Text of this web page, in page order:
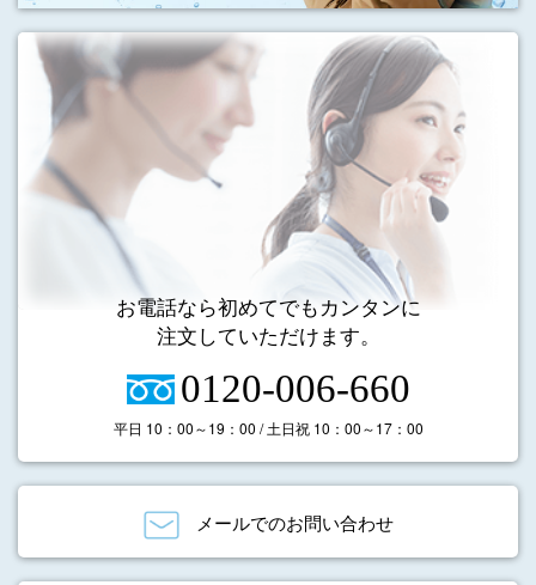
お電話なら初めてでもカンタンに
注文していただけます。
0120-006-660
平日 10：00～19：00 / 土日祝 10：00～17：00
メールでのお問い合わせ